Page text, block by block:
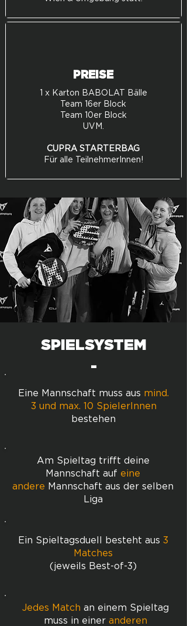
PREISE
1 x Karton BABOLAT Bälle
Team 16er Block
Team 10er Block
UVM.
CUPRA STARTERBAG
Für alle TeilnehmerInnen!
SPIELSYSTEM
-
Eine Mannschaft muss aus mind.
3 und max. 10 SpielerInnen
bestehen
Am Spieltag trifft deine
Mannschaft auf eine
andere Mannschaft aus der selben
Liga
Ein Spieltagsduell besteht aus 3
Matches
(jeweils Best-of-3)
Jedes Match an einem Spieltag
muss in einer anderen